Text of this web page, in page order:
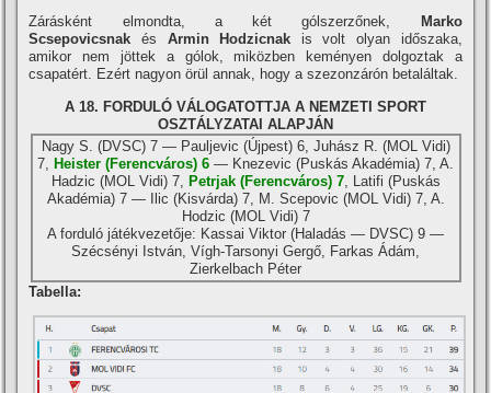
Zárásként elmondta, a két gólszerzőnek,
Marko
Scsepovicsnakés Armin Hodzicnak is volt olyan időszaka,
amikor nem jöttek a gólok, miközben keményen dolgoztak a
csapatért. Ezért nagyon örül annak, hogy a szezonzárón betaláltak.
A 18. FORDULÓ VÁLOGATOTTJA A NEMZETI SPORT
OSZTÁLYZATAI ALAPJÁN
Nagy S. (DVSC) 7 — Pauljevic (Újpest) 6, Juhász R. (MOL Vidi)
7, Heister (Ferencváros) 6 — Knezevic (Puskás Akadémia) 7, A.
Hadzic (MOL Vidi) 7, Petrjak (Ferencváros) 7, Latifi (Puskás
Akadémia) 7 — Ilic (Kisvárda) 7, M. Scepovic (MOL Vidi) 7, A.
Hodzic (MOL Vidi) 7
A forduló játékvezetője: Kassai Viktor (Haladás — DVSC) 9 —
Szécsényi István, Ví­gh-Tarsonyi Gergő, Farkas Ádám,
Zierkelbach Péter
Tabella: